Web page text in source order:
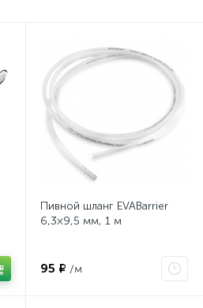
Пивной шланг EVABarrier
6,3×9,5 мм, 1 м
95 ₽ /м